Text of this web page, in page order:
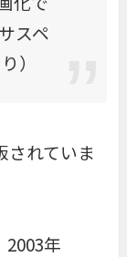
スペ
）
されていま
年